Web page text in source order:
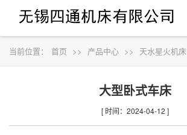
当前位置： 首页 >> 产品中心 >> 天水星火机床
大型卧式车床
[ 时间：2024-04-12 ]